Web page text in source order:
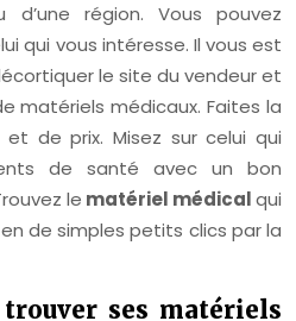
d’une région. Vous pouvez
qui vous intéresse. Il vous est
le site du vendeur et
matériels médicaux. Faites la
de prix. Misez sur celui qui
de santé avec un bon
le matériel médicalqui
de simples petits clics par la
ses matériels